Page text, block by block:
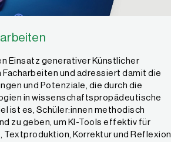
Einsatz generativer Künstlicher
Facharbeiten und adressiert damit die
und Potenziale, die durch die
in wissenschaftspropädeutische
ist es, Schüler:innen methodisch
zu geben, um KI-Tools effektiv für
Textproduktion, Korrektur und Reflexion